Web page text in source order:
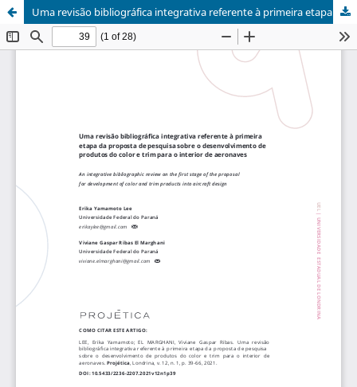
Uma revisão bibliográfica integrativa referente à primeira etapa da proposta de pesquisa sobre o desenvolvimento de produtos do color e trim para o interior de aeronaves